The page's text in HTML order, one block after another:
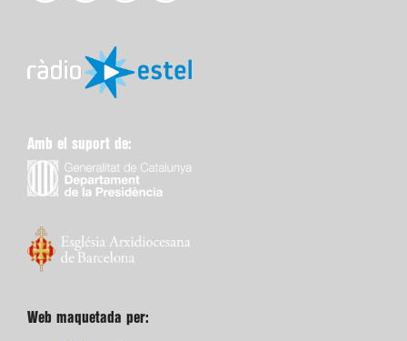
Amb el suport de:
Web maquetada per: